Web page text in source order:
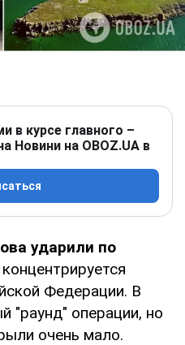
в курсе главного –
Новини на OBOZ.UA в
ударили по
концентрируется
Федерации. В
"раунд" операции, но
очень мало.